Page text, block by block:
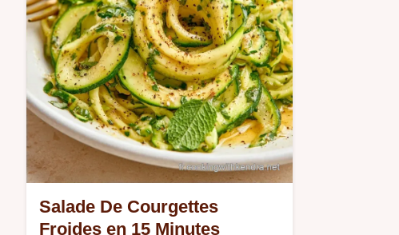
Salade De Courgettes
Froides en 15 Minutes